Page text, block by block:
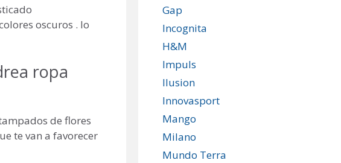
oscuros . lo
ropa
de flores
te van a favorecer
Gap
Incognita
H&M
Impuls
Ilusion
Innovasport
Mango
Milano
Mundo Terra